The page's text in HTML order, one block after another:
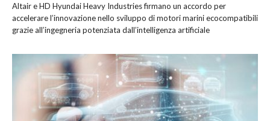
Altair e HD Hyundai Heavy Industries firmano un accordo per
accelerare l’innovazione nello sviluppo di motori marini ecocompatibili
grazie all’ingegneria potenziata dall’intelligenza artificiale